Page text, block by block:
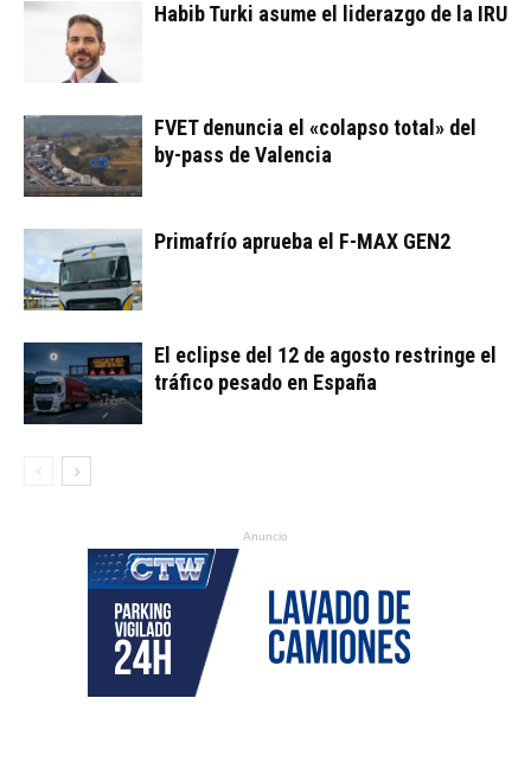
Habib Turki asume el liderazgo de la IRU
FVET denuncia el «colapso total» del
by-pass de Valencia
Primafrío aprueba el F-MAX GEN2
El eclipse del 12 de agosto restringe el
tráfico pesado en España
Anuncio